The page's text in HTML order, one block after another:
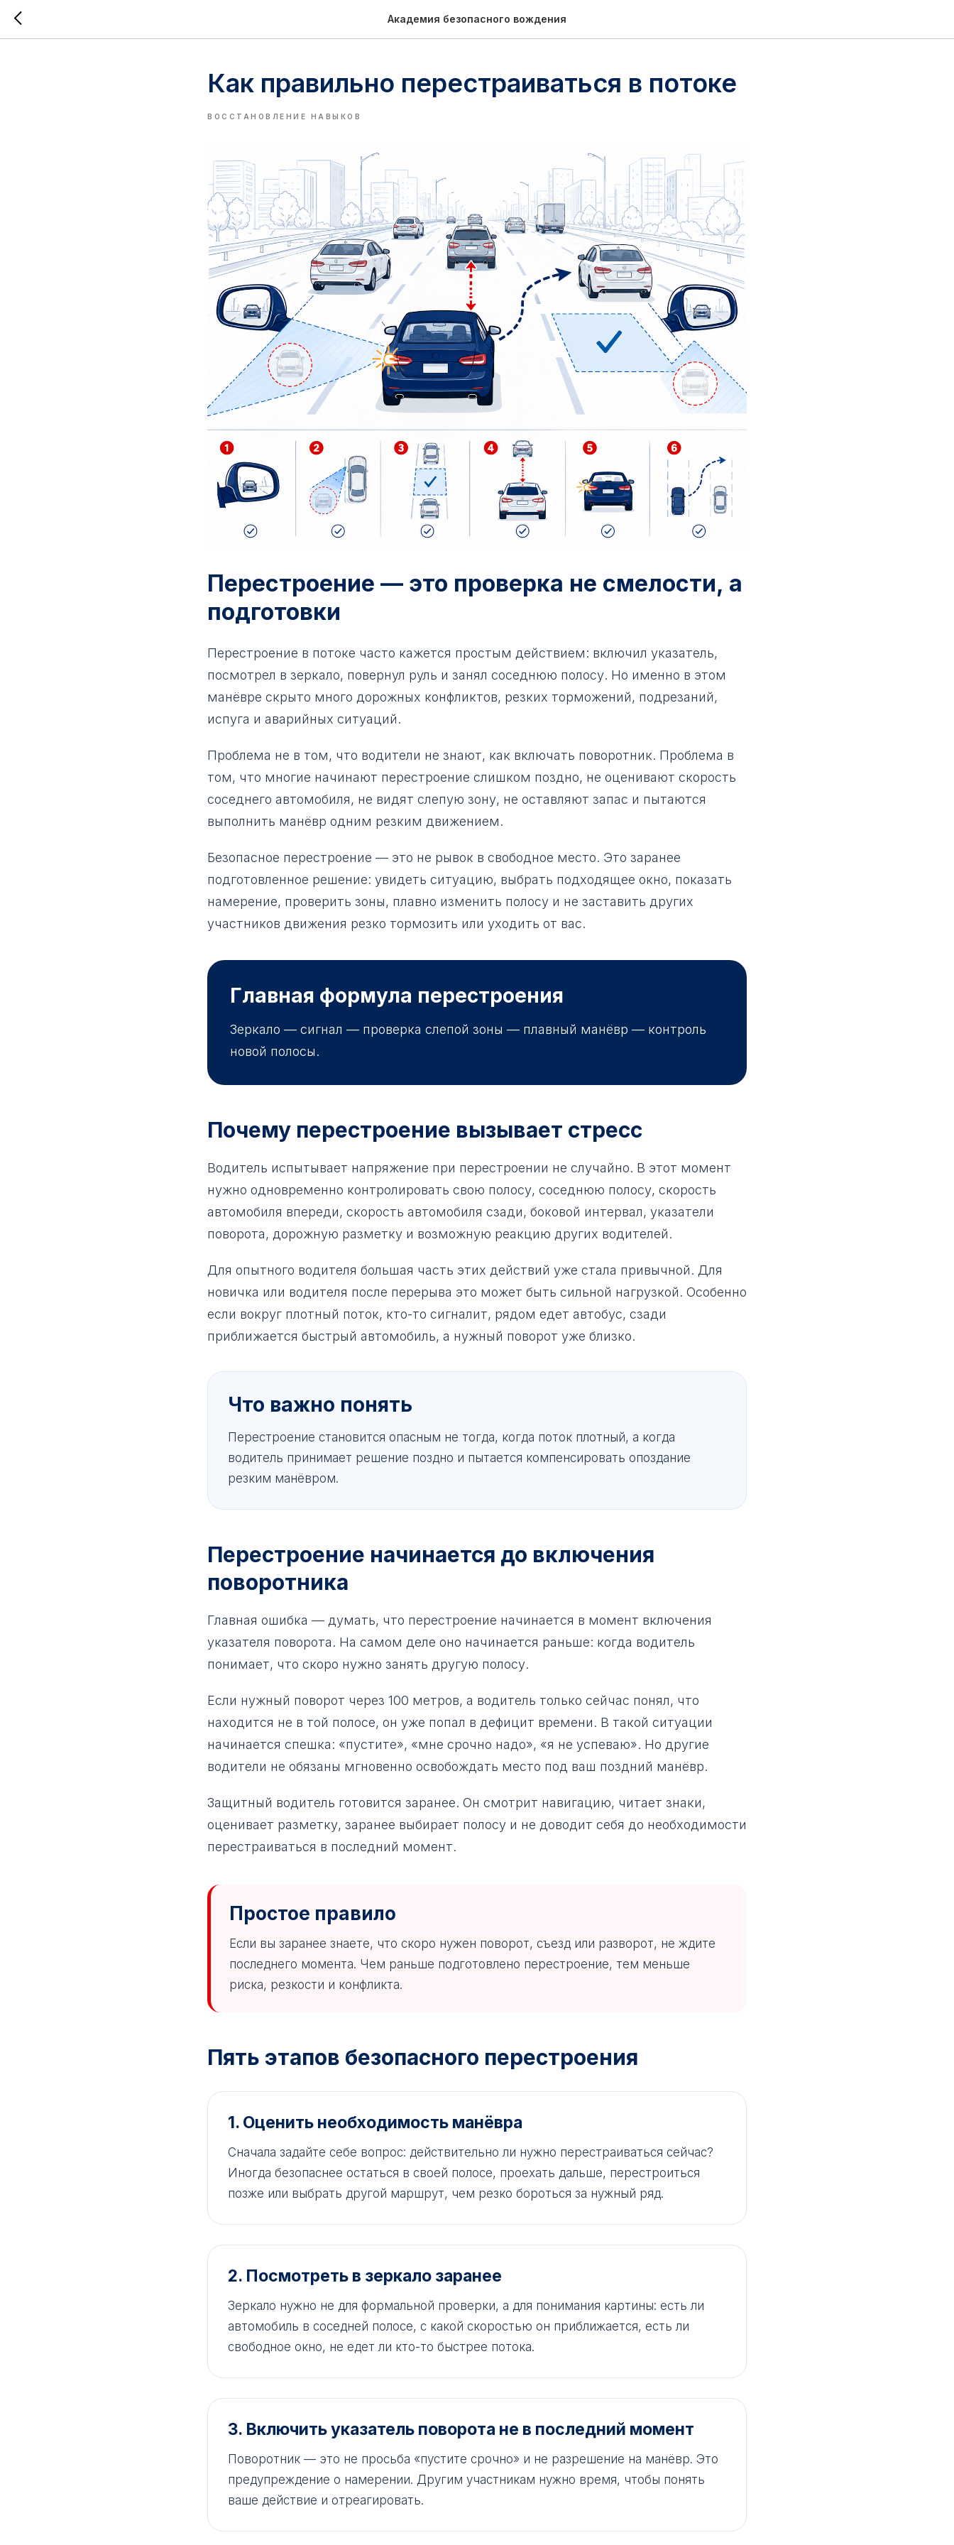
Академия безопасного вождения
Как правильно перестраиваться в потоке
ВОССТАНОВЛЕНИЕ НАВЫКОВ
Перестроение — это проверка не смелости, а
подготовки
Перестроение в потоке часто кажется простым действием: включил указатель,
посмотрел в зеркало, повернул руль и занял соседнюю полосу. Но именно в этом
манёвре скрыто много дорожных конфликтов, резких торможений, подрезаний,
испуга и аварийных ситуаций.
Проблема не в том, что водители не знают, как включать поворотник. Проблема в
том, что многие начинают перестроение слишком поздно, не оценивают скорость
соседнего автомобиля, не видят слепую зону, не оставляют запас и пытаются
выполнить манёвр одним резким движением.
Безопасное перестроение — это не рывок в свободное место. Это заранее
подготовленное решение: увидеть ситуацию, выбрать подходящее окно, показать
намерение, проверить зоны, плавно изменить полосу и не заставить других
участников движения резко тормозить или уходить от вас.
Главная формула перестроения
Зеркало — сигнал — проверка слепой зоны — плавный манёвр — контроль
новой полосы.
Почему перестроение вызывает стресс
Водитель испытывает напряжение при перестроении не случайно. В этот момент
нужно одновременно контролировать свою полосу, соседнюю полосу, скорость
автомобиля впереди, скорость автомобиля сзади, боковой интервал, указатели
поворота, дорожную разметку и возможную реакцию других водителей.
Для опытного водителя большая часть этих действий уже стала привычной. Для
новичка или водителя после перерыва это может быть сильной нагрузкой. Особенно
если вокруг плотный поток, кто-то сигналит, рядом едет автобус, сзади
приближается быстрый автомобиль, а нужный поворот уже близко.
Что важно понять
Перестроение становится опасным не тогда, когда поток плотный, а когда
водитель принимает решение поздно и пытается компенсировать опоздание
резким манёвром.
Перестроение начинается до включения
поворотника
Главная ошибка — думать, что перестроение начинается в момент включения
указателя поворота. На самом деле оно начинается раньше: когда водитель
понимает, что скоро нужно занять другую полосу.
Если нужный поворот через 100 метров, а водитель только сейчас понял, что
находится не в той полосе, он уже попал в дефицит времени. В такой ситуации
начинается спешка: «пустите», «мне срочно надо», «я не успеваю». Но другие
водители не обязаны мгновенно освобождать место под ваш поздний манёвр.
Защитный водитель готовится заранее. Он смотрит навигацию, читает знаки,
оценивает разметку, заранее выбирает полосу и не доводит себя до необходимости
перестраиваться в последний момент.
Простое правило
Если вы заранее знаете, что скоро нужен поворот, съезд или разворот, не ждите
последнего момента. Чем раньше подготовлено перестроение, тем меньше
риска, резкости и конфликта.
Пять этапов безопасного перестроения
1. Оценить необходимость манёвра
Сначала задайте себе вопрос: действительно ли нужно перестраиваться сейчас?
Иногда безопаснее остаться в своей полосе, проехать дальше, перестроиться
позже или выбрать другой маршрут, чем резко бороться за нужный ряд.
2. Посмотреть в зеркало заранее
Зеркало нужно не для формальной проверки, а для понимания картины: есть ли
автомобиль в соседней полосе, с какой скоростью он приближается, есть ли
свободное окно, не едет ли кто-то быстрее потока.
3. Включить указатель поворота не в последний момент
Поворотник — это не просьба «пустите срочно» и не разрешение на манёвр. Это
предупреждение о намерении. Другим участникам нужно время, чтобы понять
ваше действие и отреагировать.